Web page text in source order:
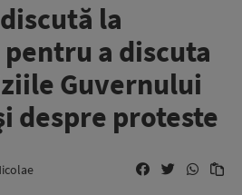
la
a discuta
Guvernului
despre proteste